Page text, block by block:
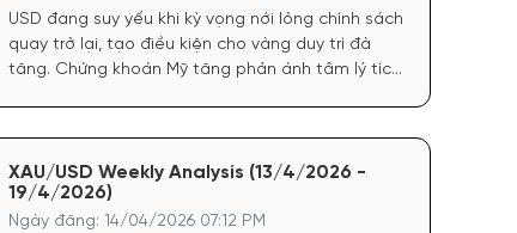
USD đang suy yếu khi kỳ vọng nới lỏng chính sách
quay trở lại, tạo điều kiện cho vàng duy trì đà
tăng. Chứng khoán Mỹ tăng phản ánh tâm lý tích
XAU/USD Weekly Analysis (13/4/2026 -
19/4/2026)
Ngày đăng: 14/04/2026 07:12 PM